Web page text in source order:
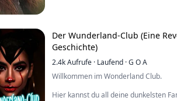
Sohnes des mächtigsten
Der Wunderland-Club (Eine
Geschichte)
2.4kAufrufe · Laufend ·G O A
Willkommen im Wonderland Club.
Hier kannst du all deine dunkelsten